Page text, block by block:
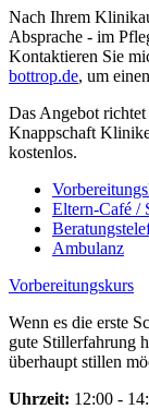
Nach Ihrem
Absprache - im
Kontaktieren Sie
bottrop.de​,​ um
Das Angebot
Knappschaft
kostenlos.​
Eltern-Café /
Ambulanz
Vorbereitungskurs​
Wenn es die erste
gute Stillerfahrung
überhaupt stillen
Uhrzeit: 12:00 -